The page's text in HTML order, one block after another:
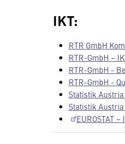
IKT:
RTR GmbH
RTR-GmbH –
RTR-GmbH -
RTR-GmbH -
Statistik
Statistik
EUROSTAT –